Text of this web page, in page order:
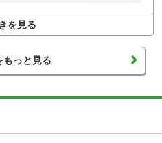
を見る
もっと見る